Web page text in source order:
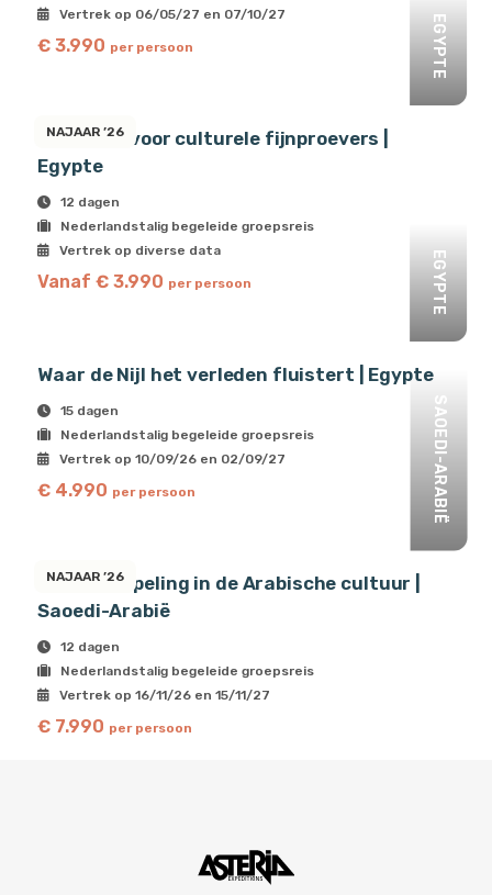
Vertrek op 06/05/27 en 07/10/27
€ 3.990 per persoon
NAJAAR ’26
EGYPTE
Nijlcruise voor culturele fijnproevers |
Egypte
12 dagen
Nederlandstalig begeleide groepsreis
Vertrek op diverse data
Vanaf € 3.990 per persoon EGYPTE
Waar de Nijl het verleden fluistert | Egypte
15 dagen
Nederlandstalig begeleide groepsreis
Vertrek op 10/09/26 en 02/09/27
€ 4.990 per persoon
NAJAAR ’26
SAOEDI-ARABIË
Onderdompeling in de Arabische cultuur |
Saoedi-Arabië
12 dagen
Nederlandstalig begeleide groepsreis
Vertrek op 16/11/26 en 15/11/27
€ 7.990 per persoon